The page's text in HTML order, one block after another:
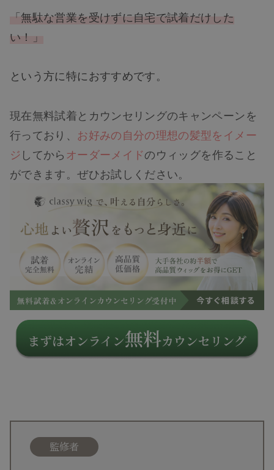
「無駄な営業を受けずに自宅で試着だけした
い！」
という方に特におすすめです。
現在無料試着とカウンセリングのキャンペーンを
行っており、 お好みの自分の理想の髪型をイメー
ジしてから オーダーメイドのウィッグを作ること
ができます。ぜひお試しください。
監修者